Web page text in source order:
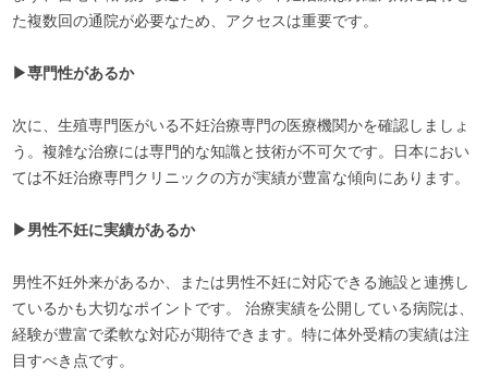
た複数回の通院が必要なため、アクセスは重要です。
▶専門性があるか
次に、生殖専門医がいる不妊治療専門の医療機関かを確認しましょ
う。複雑な治療には専門的な知識と技術が不可欠です。日本におい
ては不妊治療専門クリニックの方が実績が豊富な傾向にあります。
▶男性不妊に実績があるか
男性不妊外来があるか、または男性不妊に対応できる施設と連携し
ているかも大切なポイントです。 治療実績を公開している病院は、
経験が豊富で柔軟な対応が期待できます。特に体外受精の実績は注
目すべき点です。